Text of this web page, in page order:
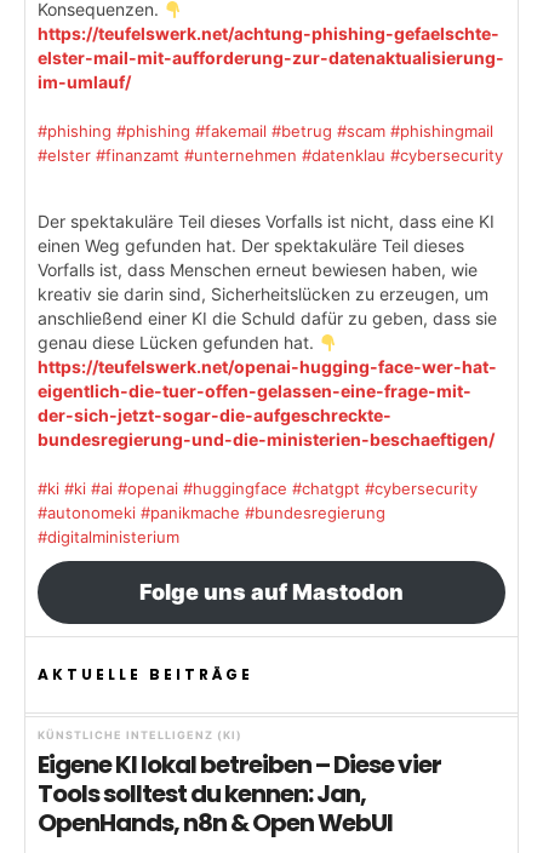
Konsequenzen.
https://teufelswerk.net/achtung-phishing-gefaelschte-
elster-mail-mit-aufforderung-zur-datenaktualisierung-
im-umlauf/
#phishing #phishing #fakemail #betrug #scam #phishingmail
#elster #finanzamt #unternehmen #datenklau #cybersecurity
Der spektakuläre Teil dieses Vorfalls ist nicht, dass eine KI
einen Weg gefunden hat. Der spektakuläre Teil dieses
Vorfalls ist, dass Menschen erneut bewiesen haben, wie
kreativ sie darin sind, Sicherheitslücken zu erzeugen, um
anschließend einer KI die Schuld dafür zu geben, dass sie
genau diese Lücken gefunden hat.
https://teufelswerk.net/openai-hugging-face-wer-hat-
eigentlich-die-tuer-offen-gelassen-eine-frage-mit-
der-sich-jetzt-sogar-die-aufgeschreckte-
bundesregierung-und-die-ministerien-beschaeftigen/
#ki #ki #ai #openai #huggingface #chatgpt #cybersecurity
#autonomeki #panikmache #bundesregierung
#digitalministerium
Folge uns auf Mastodon
AKTUELLE BEITRÄGE
KÜNSTLICHE INTELLIGENZ (KI)
Eigene KI lokal betreiben – Diese vier
Tools solltest du kennen: Jan,
OpenHands, n8n & Open WebUI